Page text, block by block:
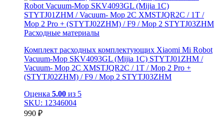
Расходные материалы
Комплект расходных комплектующих Xiaomi Mi Robot
Vacuum-Mop SKV4093GL (Mijia 1C) STYTJ01ZHM /
Vacuum- Mop 2C XMSTJQR2C / 1T / Mop 2 Pro +
(STYTJ02ZHM) / F9 / Mop 2 STYTJ03ZHM
Оценка 5.00 из 5
SKU: 12346004
990 ₽